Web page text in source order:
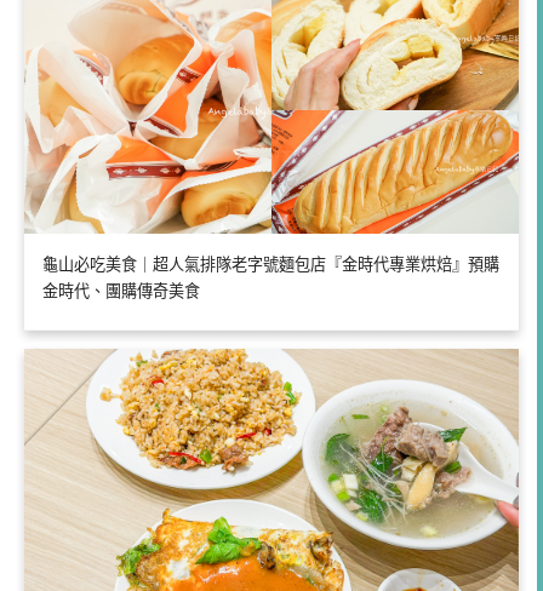
龜山必吃美食｜超人氣排隊老字號麵包店『金時代專業烘焙』預購
金時代、團購傳奇美食